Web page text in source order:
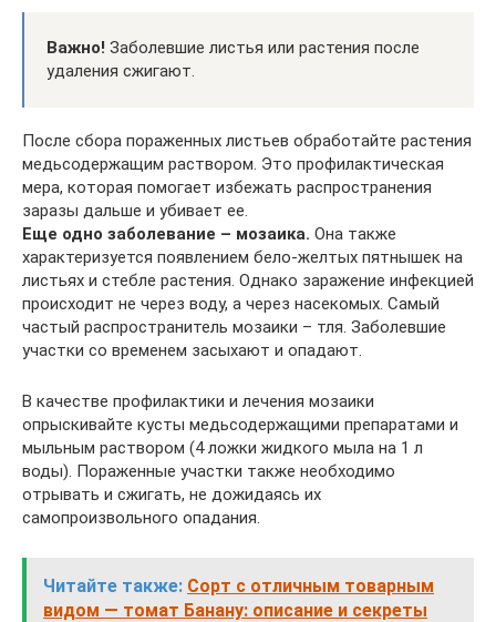
Важно! Заболевшие листья или растения после
удаления сжигают.
После сбора пораженных листьев обработайте растения
медьсодержащим раствором. Это профилактическая
мера, которая помогает избежать распространения
заразы дальше и убивает ее.
Еще одно заболевание – мозаика. Она также
характеризуется появлением бело-желтых пятнышек на
листьях и стебле растения. Однако заражение инфекцией
происходит не через воду, а через насекомых. Самый
частый распространитель мозаики – тля. Заболевшие
участки со временем засыхают и опадают.
В качестве профилактики и лечения мозаики
опрыскивайте кусты медьсодержащими препаратами и
мыльным раствором (4 ложки жидкого мыла на 1 л
воды). Пораженные участки также необходимо
отрывать и сжигать, не дожидаясь их
самопроизвольного опадания.
Читайте также: Сорт с отличным товарным
видом — томат Банану: описание и секреты